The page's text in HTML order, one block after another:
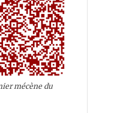
mécène du